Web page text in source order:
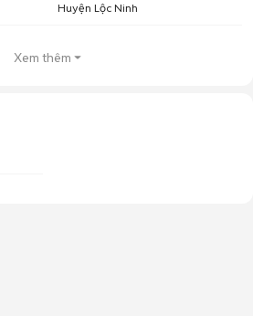
Huyện Lộc Ninh
Xem thêm